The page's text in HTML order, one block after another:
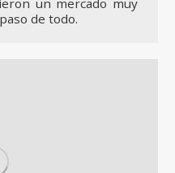
un mercado muy
de todo.